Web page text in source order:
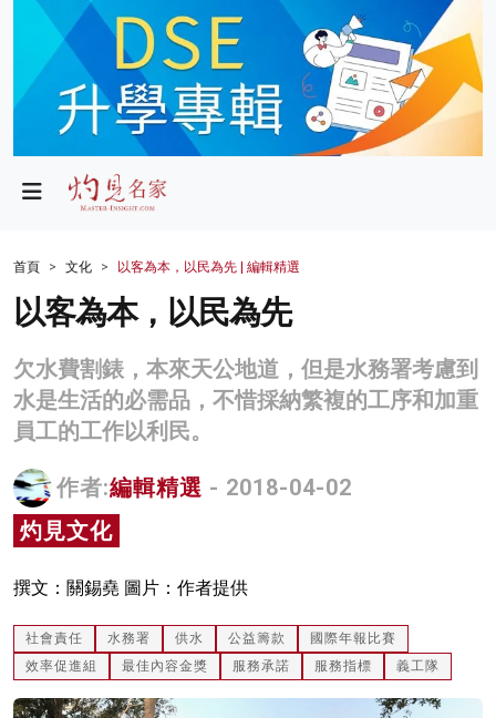
政局
財經
生活
商業
科技
影片
名家榜
灼見活動
首頁 文化 以客為本，以民為先 | 編輯精選
以客為本，以民為先
欠水費割錶，本來天公地道，但是水務署考慮到
水是生活的必需品，不惜採納繁複的工序和加重
員工的工作以利民。
作者:編輯精選 - 2018-04-02
灼見文化
撰文：關錫堯 圖片：作者提供
社會責任 水務署 供水 公益籌款
國際年報比賽
效率促進組
最佳內容金獎 服務承諾 服務指標 義工隊